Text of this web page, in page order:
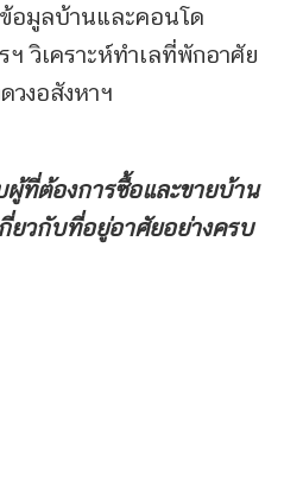
อมูลบ้านและคอนโด
ฯ วิเคราะห์ทำเลที่พักอาศัย
วงอสังหาฯ
ที่ต้องการซื้อและขายบ้าน
ยวกับที่อยู่อาศัยอย่างครบ